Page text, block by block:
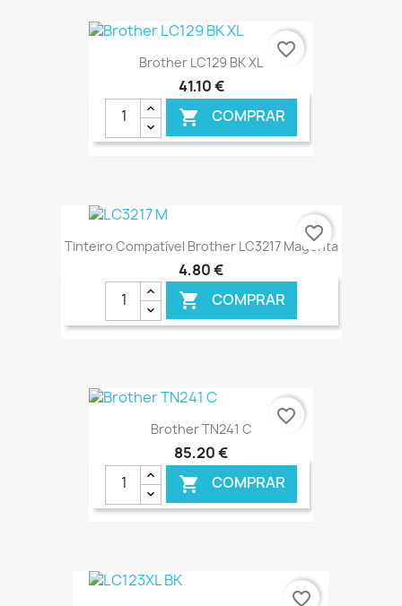
Brother LC129 BK XL
41,10 €
 COMPRAR
€ ONLINE
favorite_border
Tinteiro Compatível Brother LC3217 Magenta
4,80 €
 COMPRAR
€ ONLINE
favorite_border
Brother TN241 C
85,20 €
 COMPRAR
€ ONLINE
favorite_border
favorite_border